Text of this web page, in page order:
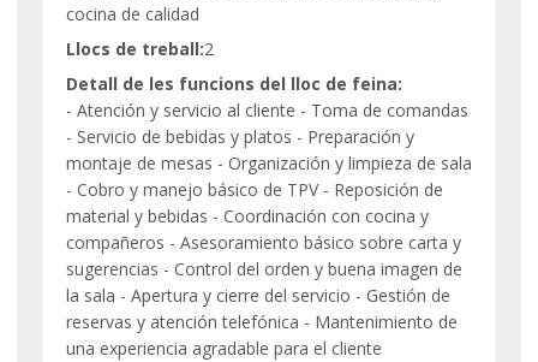
cocina de calidad
Llocs de treball:2
Detall de les funcions del lloc de feina:
- Atención y servicio al cliente - Toma de comandas
- Servicio de bebidas y platos - Preparación y
montaje de mesas - Organización y limpieza de sala
- Cobro y manejo básico de TPV - Reposición de
material y bebidas - Coordinación con cocina y
compañeros - Asesoramiento básico sobre carta y
sugerencias - Control del orden y buena imagen de
la sala - Apertura y cierre del servicio - Gestión de
reservas y atención telefónica - Mantenimiento de
una experiencia agradable para el cliente